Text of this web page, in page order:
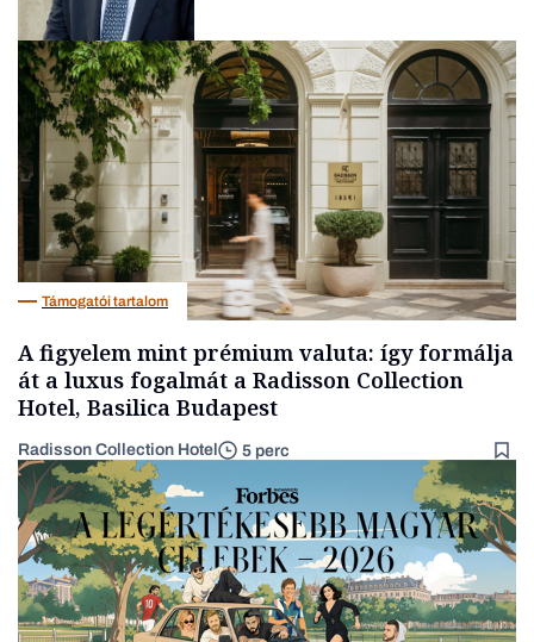
Elszámoltatás
Támogatói tartalom
A figyelem mint prémium valuta: így formálja
át a luxus fogalmát a Radisson Collection
Hotel, Basilica Budapest
Radisson Collection Hotel 5 perc